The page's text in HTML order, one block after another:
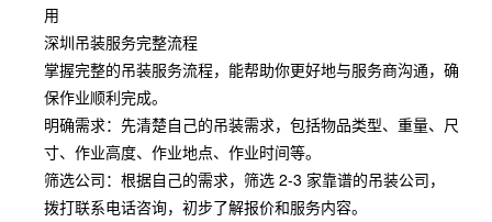
用
深圳吊装服务完整流程
掌握完整的吊装服务流程，能帮助你更好地与服务商沟通，确
保作业顺利完成。
明确需求：先清楚自己的吊装需求，包括物品类型、重量、尺
寸、作业高度、作业地点、作业时间等。
筛选公司：根据自己的需求，筛选 2-3 家靠谱的吊装公司，
拨打联系电话咨询，初步了解报价和服务内容。